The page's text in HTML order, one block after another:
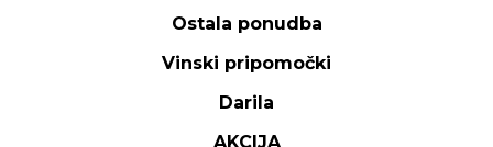
Ostala ponudba
Vinski pripomočki
Darila
AKCIJA